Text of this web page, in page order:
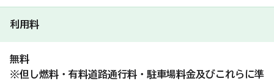
利用料
無料
※但し燃料・有料道路通行料・駐車場料金及びこれらに準